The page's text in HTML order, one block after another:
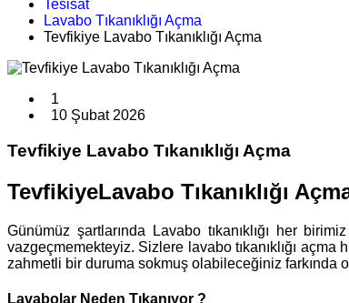
Tesisat
Lavabo Tıkanıklığı Açma
Tevfikiye Lavabo Tıkanıklığı Açma
1
10 Şubat 2026
Tevfikiye Lavabo Tıkanıklığı Açma
TevfikiyeLavabo Tıkanıklığı
Günümüz şartlarında Lavabo tıkanıklığı her
vazgeçmemekteyiz. Sizlere lavabo tıkanıklığı
zahmetli bir duruma sokmuş olabileceğiniz farkında
Lavabolar Neden Tıkanıyor ?